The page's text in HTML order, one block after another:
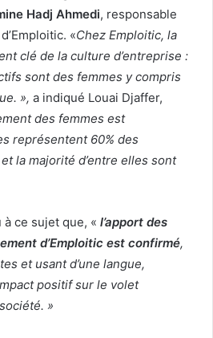
Hadj Ahmedi, responsable
«Chez Emploitic, la
clé de la culture d’entreprise :
sont des femmes y compris
», a indiqué Louai Djaffer,
des femmes est
représentent 60% des
la majorité d’entre elles sont
ce sujet que, « l’apport des
d’Emploitic est confirmé,
et usant d’une langue,
positif sur le volet
»